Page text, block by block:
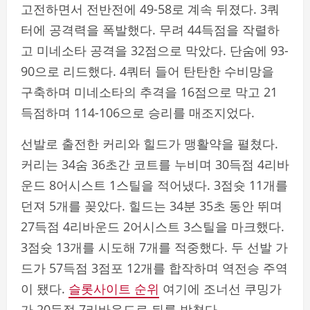
고전하면서 전반전에 49-58로 계속 뒤졌다. 3쿼
터에 공격력을 폭발했다. 무려 44득점을 작렬하
고 미네소타 공격을 32점으로 막았다. 단숨에 93-
90으로 리드했다. 4쿼터 들어 탄탄한 수비망을
구축하며 미네소타의 추격을 16점으로 막고 21
득점하며 114-106으로 승리를 매조지었다.
선발로 출전한 커리와 힐드가 맹활약을 펼쳤다.
커리는 34숨 36초간 코트를 누비며 30득점 4리바
운드 8어시스트 1스틸을 적어냈다. 3점슛 11개를
던져 5개를 꽂았다. 힐드는 34분 35초 동안 뛰며
27득점 4리바운드 2어시스트 3스틸을 마크했다.
3점슛 13개를 시도해 7개를 적중했다. 두 선발 가
드가 57득점 3점포 12개를 합작하며 역전승 주역
이 됐다. 슬롯사이트 순위 여기에 조너선 쿠밍가